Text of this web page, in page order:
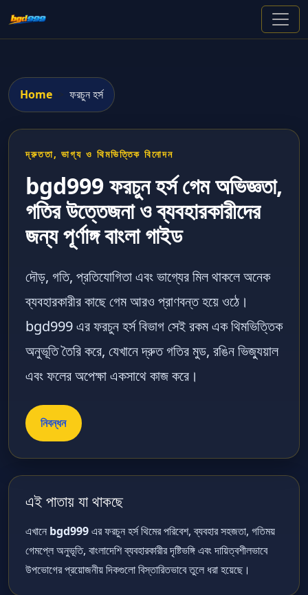
Home ফরচুন হর্স
দ্রুততা, ভাগ্য ও থিমভিত্তিক বিনোদন
bgd999 ফরচুন হর্স গেম অভিজ্ঞতা,
গতির উত্তেজনা ও ব্যবহারকারীদের
জন্য পূর্ণাঙ্গ বাংলা গাইড
দৌড়, গতি, প্রতিযোগিতা এবং ভাগ্যের মিল থাকলে অনেক
ব্যবহারকারীর কাছে গেম আরও প্রাণবন্ত হয়ে ওঠে।
bgd999এর ফরচুন হর্স বিভাগ সেই রকম এক থিমভিত্তিক
অনুভূতি তৈরি করে, যেখানে দ্রুত গতির মুড, রঙিন ভিজ্যুয়াল
এবং ফলের অপেক্ষা একসাথে কাজ করে।
নিবন্ধন
এই পাতায় যা থাকছে
এখানে bgd999এর ফরচুন হর্স থিমের পরিবেশ, ব্যবহার সহজতা, গতিময়
গেমপ্লে অনুভূতি, বাংলাদেশি ব্যবহারকারীর দৃষ্টিভঙ্গি এবং দায়িত্বশীলভাবে
উপভোগের প্রয়োজনীয় দিকগুলো বিস্তারিতভাবে তুলে ধরা হয়েছে।